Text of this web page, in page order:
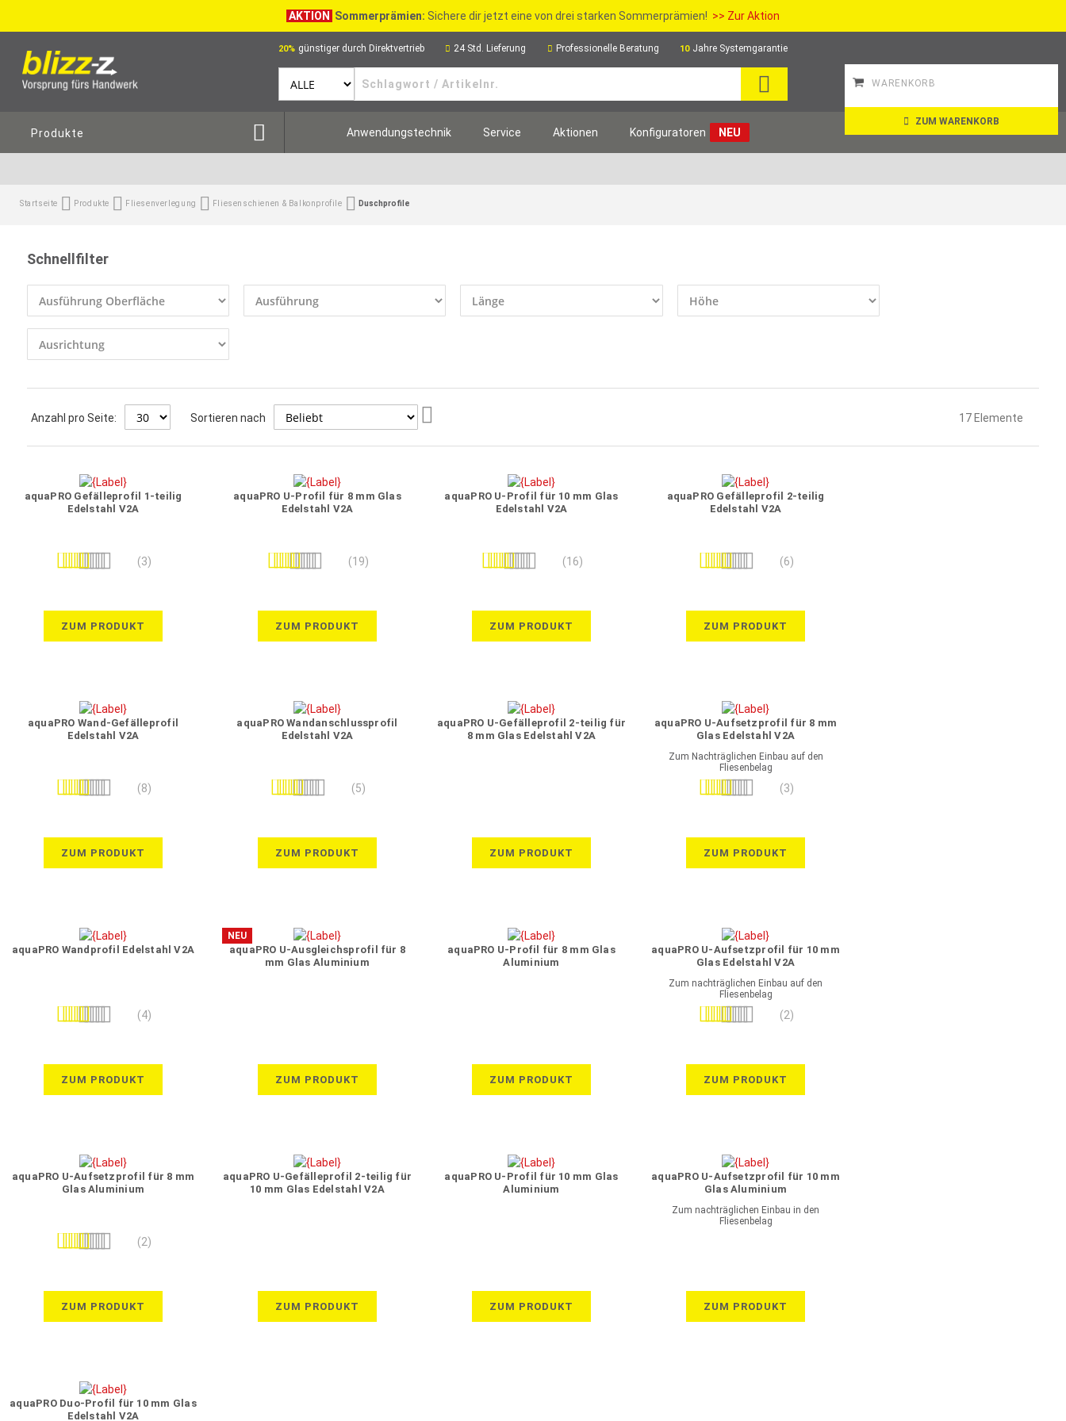
AKTION Sommerprämien: Sichere dir jetzt eine von drei starken Sommerprämien! >> Zur Aktion
20% günstiger durch Direktvertrieb 24 Std. Lieferung Professionelle Beratung 10 Jahre Systemgarantie
WARENKORB
ZUM WARENKORB
Produkte Anwendungstechnik Service Aktionen Konfiguratoren NEU
Startseite Produkte Fliesenverlegung Fliesenschienen & Balkonprofile Duschprofile
Schnellfilter
Anzahl pro Seite: Sortieren nach 17 Elemente
aquaPRO Gefälleprofil 1-teilig
Edelstahl V2A
Bewertung: (3)
ZUM PRODUKT
aquaPRO U-Profil für 8 mm Glas
Edelstahl V2A
Bewertung: (19)
ZUM PRODUKT
aquaPRO U-Profil für 10 mm Glas
Edelstahl V2A
Bewertung: (16)
ZUM PRODUKT
aquaPRO Gefälleprofil 2-teilig
Edelstahl V2A
Bewertung: (6)
ZUM PRODUKT
aquaPRO Wand-Gefälleprofil
Edelstahl V2A
Bewertung: (8)
ZUM PRODUKT
aquaPRO Wandanschlussprofil
Edelstahl V2A
Bewertung: (5)
ZUM PRODUKT
aquaPRO U-Gefälleprofil 2-teilig für
8 mm Glas Edelstahl V2A
ZUM PRODUKT
aquaPRO U-Aufsetzprofil für 8 mm
Glas Edelstahl V2A
Zum Nachträglichen Einbau auf den
Fliesenbelag
Bewertung:
(3)
ZUM PRODUKT
aquaPRO Wandprofil Edelstahl V2A
Bewertung: (4)
ZUM PRODUKT
NEU
aquaPRO U-Ausgleichsprofil für 8
mm Glas Aluminium
ZUM PRODUKT
aquaPRO U-Profil für 8 mm Glas
Aluminium
ZUM PRODUKT
aquaPRO U-Aufsetzprofil für 10 mm
Glas Edelstahl V2A
Zum nachträglichen Einbau auf den
Fliesenbelag
Bewertung:
(2)
ZUM PRODUKT
aquaPRO U-Aufsetzprofil für 8 mm
Glas Aluminium
Bewertung: (2)
ZUM PRODUKT
aquaPRO U-Gefälleprofil 2-teilig für
10 mm Glas Edelstahl V2A
ZUM PRODUKT
aquaPRO U-Profil für 10 mm Glas
Aluminium
ZUM PRODUKT
aquaPRO U-Aufsetzprofil für 10 mm
Glas Aluminium
Zum nachträglichen Einbau in den
Fliesenbelag
ZUM PRODUKT
aquaPRO Duo-Profil für 10 mm Glas
Edelstahl V2A